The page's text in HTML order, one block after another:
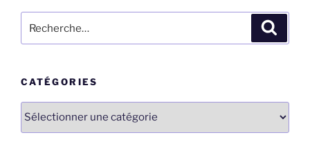
pour
CATÉGORIES
Catégories